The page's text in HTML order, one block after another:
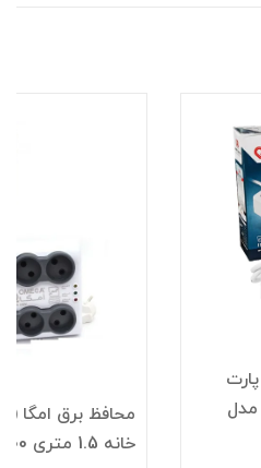
پارت
مدل
خانه 1.5 متری P6000 - استاندارد